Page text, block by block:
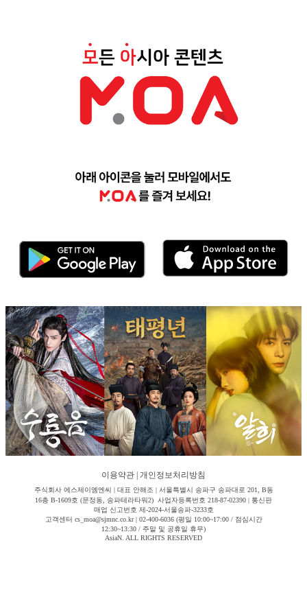
이용약관 개인정보처리방침
주식회사 에스제이엠엔씨 | 대표 안해조 | 서울특별시 송파구 송파대로 201, B동
16층 B-1609호 (문정동, 송파테라타워2) 사업자등록번호 218-87-02390 | 통신판
매업 신고번호 제-2024-서울송파-3233호
고객센터 cs_moa@sjmnc.co.kr | 02-400-6036 (평일 10:00~17:00 / 점심시간
12:30~13:30 / 주말 및 공휴일 휴무)
AsiaN. ALL RIGHTS RESERVED